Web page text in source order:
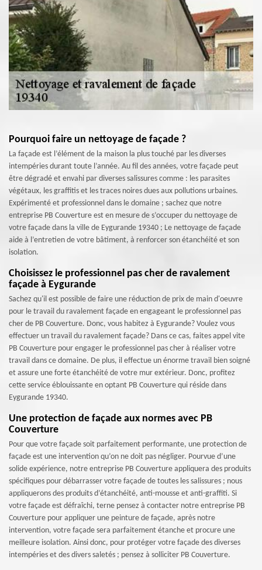
Pourquoi faire un nettoyage de façade ?
La façade est l’élément de la maison la plus touché par les diverses
intempéries durant toute l’année. Au fil des années, votre façade peut
être dégradé et envahi par diverses salissures comme : les parasites
végétaux, les graffitis et les traces noires dues aux pollutions urbaines.
Expérimenté et professionnel dans le domaine ; sachez que notre
entreprise PB Couverture est en mesure de s’occuper du nettoyage de
votre façade dans la ville de Eygurande 19340 ; Le nettoyage de façade
aide à l’entretien de votre bâtiment, à renforcer son étanchéité et son
isolation.
Choisissez le professionnel pas cher de ravalement
façade à Eygurande
Sachez qu'il est possible de faire une réduction de prix de main d'oeuvre
pour le travail du ravalement façade en engageant le professionnel pas
cher de PB Couverture. Donc, vous habitez à Eygurande? Voulez vous
effectuer un travail du ravalement façade? Dans ce cas, faites appel vite
PB Couverture pour engager le professionnel pas cher à réaliser votre
travail dans ce domaine. De plus, il effectue un énorme travail bien soigné
et assure une forte étanchéité de votre mur extérieur. Donc, profitez
cette service éblouissante en optant PB Couverture qui réside dans
Eygurande 19340.
Une protection de façade aux normes avec PB
Couverture
Pour que votre façade soit parfaitement performante, une protection de
façade est une intervention qu’on ne doit pas négliger. Pourvue d’une
solide expérience, notre entreprise PB Couverture appliquera des produits
spécifiques pour débarrasser votre façade de toutes les salissures ; nous
appliquerons des produits d’étanchéité, anti-mousse et anti-graffiti. Si
votre façade est défraîchi, terne pensez à contacter notre entreprise PB
Couverture pour appliquer une peinture de façade, après notre
intervention, votre façade sera parfaitement étanche et procure une
meilleure isolation. Ainsi donc, pour protéger votre façade des diverses
intempéries et des divers saletés ; pensez à solliciter PB Couverture.